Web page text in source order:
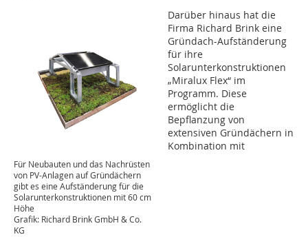
Für Neubauten und das Nachrüsten
von PV-Anlagen auf Gründächern
gibt es eine Aufständerung für die
Solarunterkonstruktionen mit 60 cm
Höhe
Grafik: Richard Brink GmbH & Co.
KG
Darüber hinaus hat die
Firma Richard Brink eine
Gründach-Aufständerung
für ihre
Solarunterkonstruktionen
„Miralux Flex“ im
Programm. Diese
ermöglicht die
Bepflanzung von
extensiven Gründächern in
Kombination mit